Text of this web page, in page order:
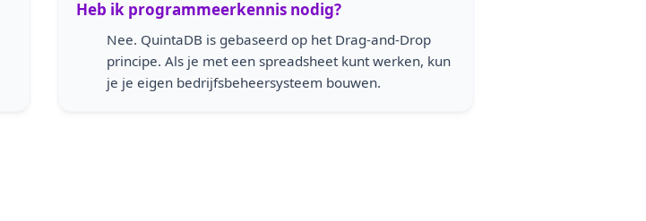
Heb ik programmeerkennis nodig?
Nee. QuintaDB is gebaseerd op het Drag-and-Drop
principe. Als je met een spreadsheet kunt werken, kun
je je eigen bedrijfsbeheersysteem bouwen.